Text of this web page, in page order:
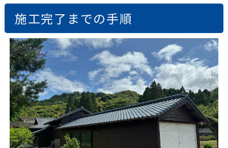
施工完了までの手順